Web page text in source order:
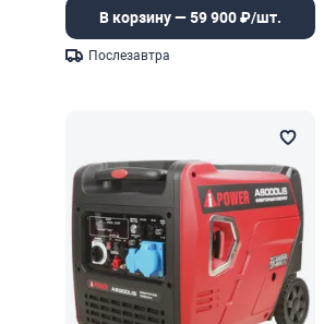
В корзину — 59 900 ₽/шт.
Послезавтра